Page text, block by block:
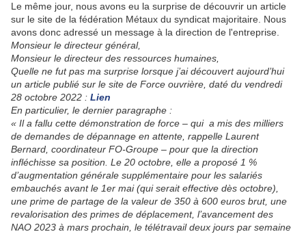
Le même jour, nous avons eu la surprise de découvrir un article
sur le site de la fédération Métaux du syndicat majoritaire. Nous
avons donc adressé un message à la direction de l'entreprise.
Monsieur le directeur général,
Monsieur le directeur des ressources humaines,
Quelle ne fut pas ma surprise lorsque j’ai découvert aujourd’hui
un article publié sur le site de Force ouvrière, daté du vendredi
28 octobre 2022 : Lien
En particulier, le dernier paragraphe :
« Il a fallu cette démonstration de force – qui a mis des milliers
de demandes de dépannage en attente, rappelle Laurent
Bernard, coordinateur FO-Groupe – pour que la direction
infléchisse sa position. Le 20 octobre, elle a proposé 1 %
d’augmentation générale supplémentaire pour les salariés
embauchés avant le 1er mai (qui serait effective dès octobre),
une prime de partage de la valeur de 350 à 600 euros brut, une
revalorisation des primes de déplacement, l’avancement des
NAO 2023 à mars prochain, le télétravail deux jours par semaine